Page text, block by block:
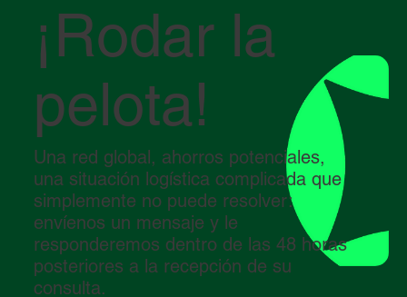
¡Rodar la
pelota!
Una red global, ahorros potenciales,
una situación logística complicada que
simplemente no puede resolver:
envíenos un mensaje y le
responderemos dentro de las 48 horas
posteriores a la recepción de su
consulta.